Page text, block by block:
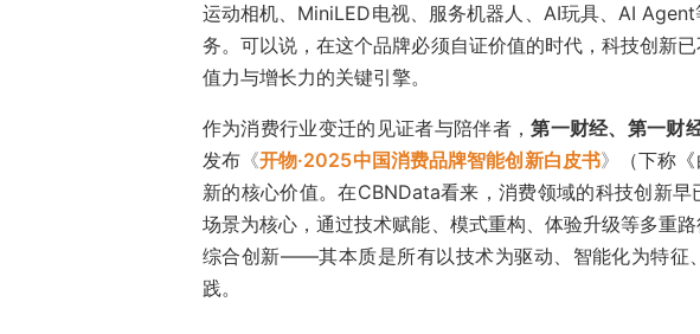
运动相机、MiniLED电视、服务机器人、AI玩具、AI
务。可以说，在这个品牌必须自证价值的时代，科技创新
值力与增长力的关键引擎。
作为消费行业变迁的见证者与陪伴者，第一财经、第一财
发布 《开物·2025中国消费品牌智能创新白皮书》 （下称《
新的核心价值。在CBNData看来，消费领域的科技创新
场景为核心，通过技术赋能、模式重构、体验升级等多重
综合创新——其本质是所有以技术为驱动、智能化为特征
践。